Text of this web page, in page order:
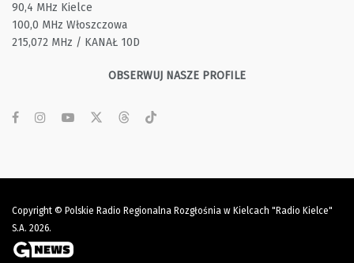
90,4 MHz Kielce
100,0 MHz Włoszczowa
215,072 MHz / KANAŁ 10D
OBSERWUJ NASZE PROFILE
Copyright © Polskie Radio Regionalna Rozgłośnia w Kielcach "Radio Kielce"
S.A. 2026.